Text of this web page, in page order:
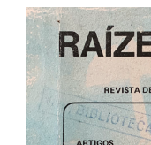
Barra
lateral
de